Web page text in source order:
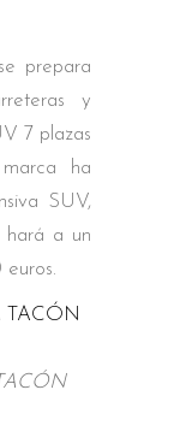
prepara
y
7 plazas
ha
SUV,
hará a un